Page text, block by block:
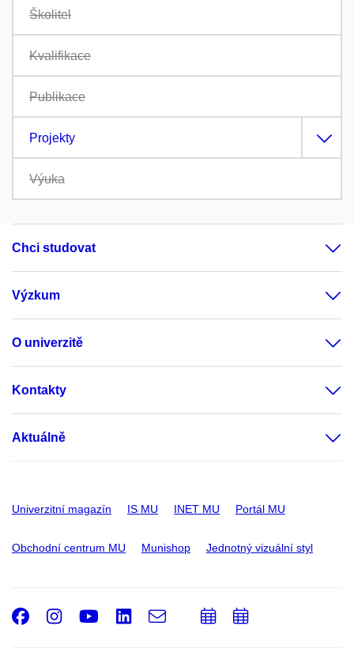
Školitel
Kvalifikace
Publikace
Projekty
Výuka
Chci studovat
Výzkum
O univerzitě
Kontakty
Aktuálně
Univerzitní magazín IS MU INET MU Portál MU
Obchodní centrum MU Munishop Jednotný vizuální styl
Facebook
Instagram
Youtube
LinkedIn
e-
Email
PřidatPřidat